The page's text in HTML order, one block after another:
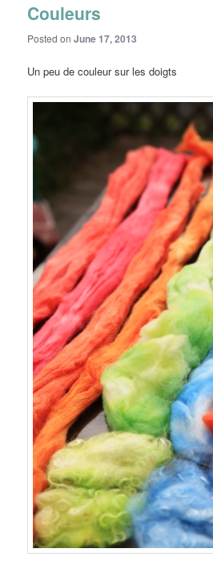
Couleurs
Posted onJune 17, 2013
Un peu de couleur sur les doigts